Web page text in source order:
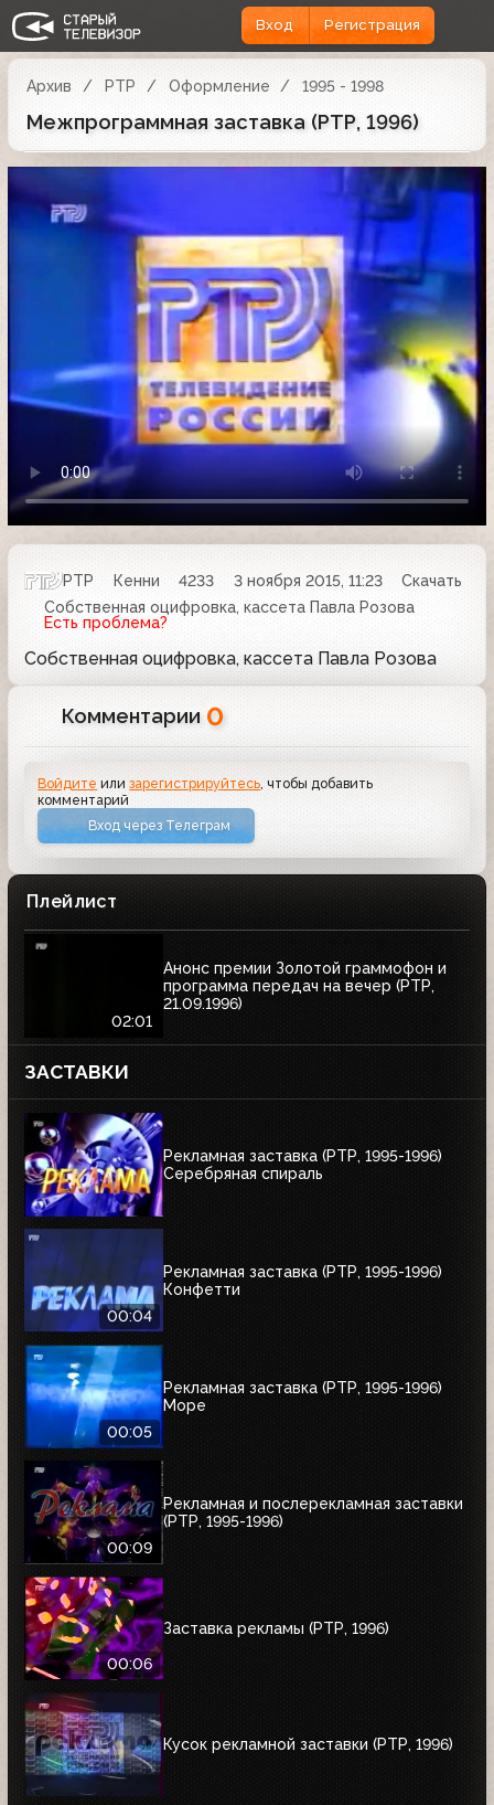
Вход Регистрация
Архив РТР Оформление 1995 - 1998
Межпрограммная заставка (РТР, 1996)
РТР Кенни 4233 3 ноября 2015, 11:23
Скачать
Собственная оцифровка, кассета Павла Розова
Есть проблема?
Собственная оцифровка, кассета Павла Розова
Комментарии 0
Войдите илизарегистрируйтесь, чтобы добавить
комментарий
Вход через Телеграм
Плейлист
02:01
Анонс премии Золотой граммофон и
программа передач на вечер (РТР,
21.09.1996)
ЗАСТАВКИ
Рекламная заставка (РТР, 1995-1996)
Серебряная спираль
00:04
Рекламная заставка (РТР, 1995-1996)
Конфетти
00:05
Рекламная заставка (РТР, 1995-1996)
Море
00:09
Рекламная и послерекламная заставки
(РТР, 1995-1996)
00:06
Заставка рекламы (РТР, 1996)
Кусок рекламной заставки (РТР, 1996)